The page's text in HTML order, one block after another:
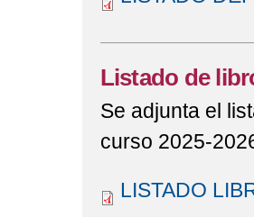
Listado de
Se adjunta el
curso 2025-
LISTADO